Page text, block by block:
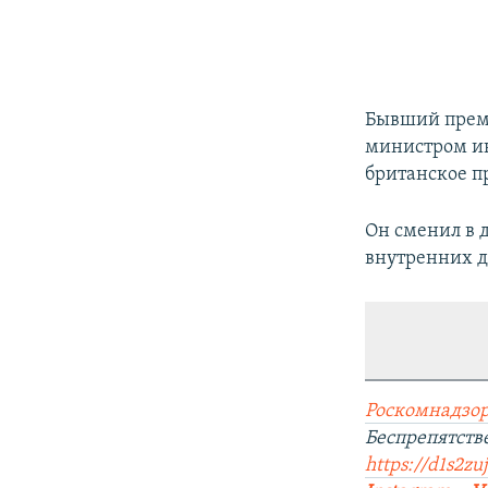
Бывший
министром
британское
Он сменил в
внутренних
https://